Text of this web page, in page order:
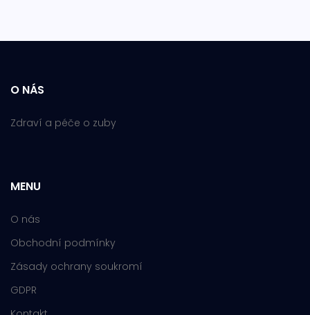
O NÁS
Zdraví a péče o zuby
MENU
O nás
Obchodní podmínky
Zásady ochrany soukromí
GDPR